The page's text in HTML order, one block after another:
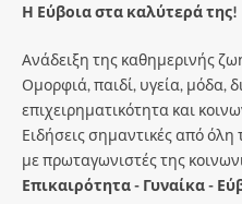
Η Εύβοια στα καλύτερά της!
Ανάδειξη της καθημερινής
Ομορφιά, παιδί, υγεία, μόδα,
επιχειρηματικότητα και
Ειδήσεις σημαντικές από όλη
με πρωταγωνιστές της
Επικαιρότητα - Γυναίκα -